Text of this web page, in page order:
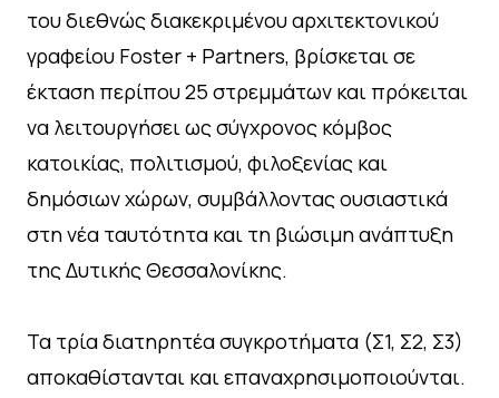
του διεθνώς διακεκριμένου αρχιτεκτονικού
γραφείου Foster + Partners, βρίσκεται σε
έκταση περίπου 25 στρεμμάτων και πρόκειται
να λειτουργήσει ως σύγχρονος κόμβος
κατοικίας, πολιτισμού, φιλοξενίας και
δημόσιων χώρων, συμβάλλοντας ουσιαστικά
στη νέα ταυτότητα και τη βιώσιμη ανάπτυξη
της Δυτικής Θεσσαλονίκης.
Τα τρία διατηρητέα συγκροτήματα (Σ1, Σ2, Σ3)
αποκαθίστανται και επαναχρησιμοποιούνται.